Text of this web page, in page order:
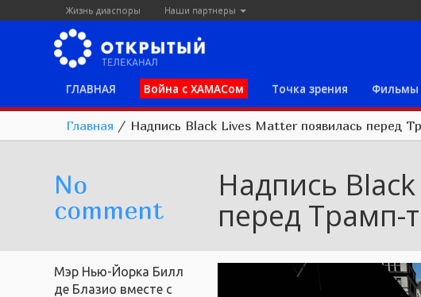
Жизнь диаспоры Наши партнеры
ГЛАВНАЯ Война с ХАМАСом Точка зрения Фильмы
Главная / Надпись Black Lives Matter появилась перед
No
comment
Надпись
перед Трамп-
Мэр Нью-Йорка Билл
де Блазио вместе с